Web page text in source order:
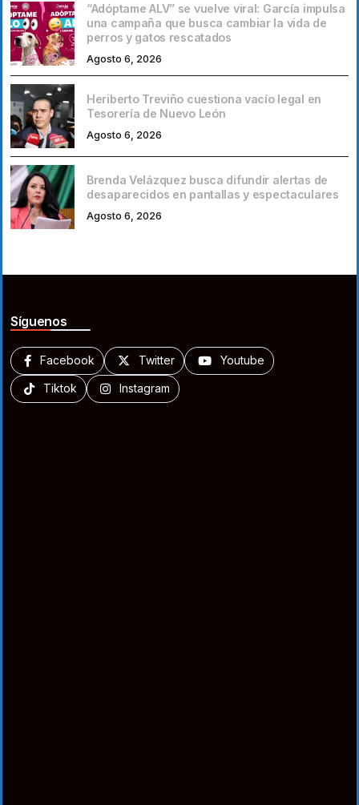
“Adóptame ALV” se vuelve viral: García impulsa
una campaña que busca cambiar la vida de
perros y gatos rescatados
Agosto 6, 2026
Heriberto Treviño cuestiona vacío legal en
Tesorería de Nuevo León
Agosto 6, 2026
Brenda Velázquez busca difundir alertas de
desaparecidos en pantallas y espectaculares
Agosto 6, 2026
Síguenos
Facebook Twitter Youtube
Tiktok Instagram